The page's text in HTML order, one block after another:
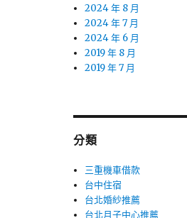
2024 年 8 月
2024 年 7 月
2024 年 6 月
2019 年 8 月
2019 年 7 月
分類
三重機車借款
台中住宿
台北婚紗推薦
台北月子中心推薦